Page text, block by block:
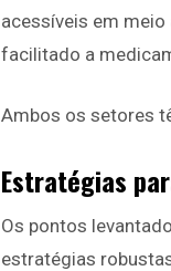
acessíveis em
facilitado a
Ambos os setores
Estratégias
Os pontos
estratégias